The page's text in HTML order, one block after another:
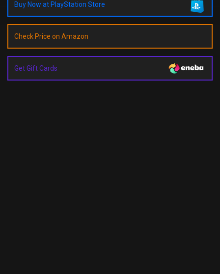
Buy Now at PlayStation Store
Check Price on Amazon
Get Gift Cards